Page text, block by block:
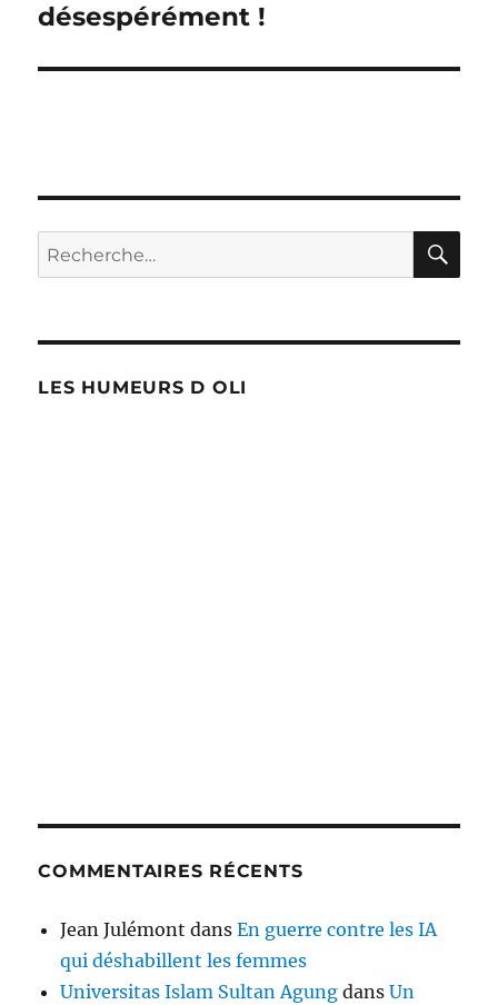
suivante :
désespérément !
Recherche
pour :
LES HUMEURS D OLI
COMMENTAIRES RÉCENTS
Jean Julémont dansEn guerre contre les IA
qui déshabillent les femmes
Universitas Islam Sultan Agung dansUn